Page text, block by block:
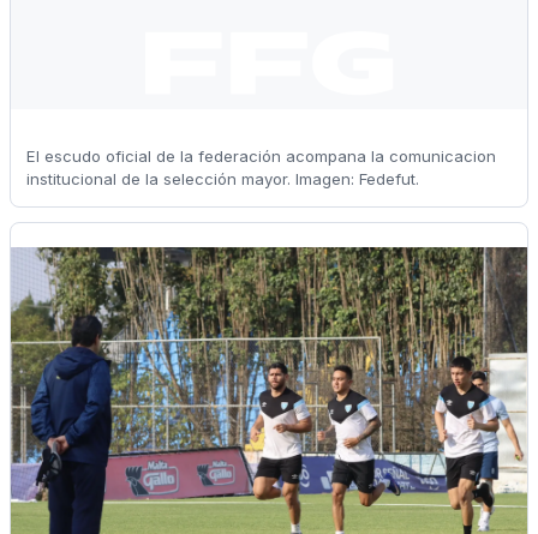
El escudo oficial de la federación acompana la comunicacion
institucional de la selección mayor. Imagen: Fedefut.